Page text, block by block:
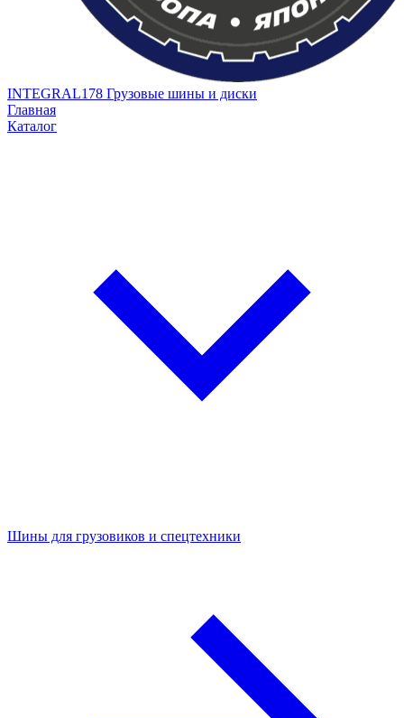
INTEGRAL178 Грузовые шины и диски
Главная
Каталог
Шины для грузовиков и спецтехники